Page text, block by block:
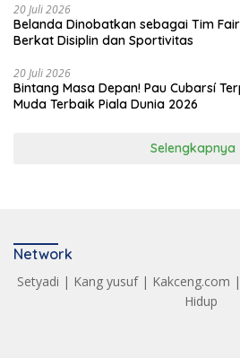
20 Juli 2026
Belanda Dinobatkan sebagai Tim
Berkat Disiplin dan Sportivitas
20 Juli 2026
Bintang Masa Depan! Pau Cubarsí
Muda Terbaik Piala Dunia 2026
Selengkapnya
Network
Setyadi | Kang yusuf| Kakceng.com
Hidup